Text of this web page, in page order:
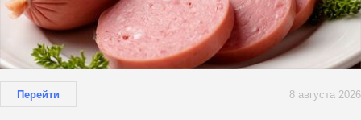
Перейти 8 августа 2026